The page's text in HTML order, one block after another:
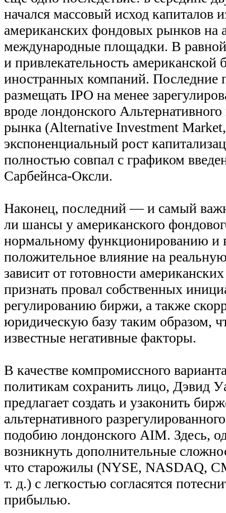
начался массовый исход капиталов
американских фондовых рынков на
международные площадки. В
и привлекательность американской
иностранных компаний. Последние
размещать IPO на менее
вроде лондонского
рынка (Alternative Investment
экспоненциальный рост
полностью совпал с графиком
Сарбейнса-Оксли.
Наконец, последний — и самый
ли шансы у американского
нормальному функционированию и
положительное влияние на
зависит от готовности
признать провал собственных
регулированию биржи, а также
юридическую базу таким образом,
известные негативные факторы.
В качестве компромиссного
политикам сохранить лицо, Дэвид
предлагает создать и узаконить
альтернативного
подобию лондонского AIM. Здесь,
возникнуть дополнительные
что старожилы (NYSE,
т. д.) с легкостью согласятся
прибылью.